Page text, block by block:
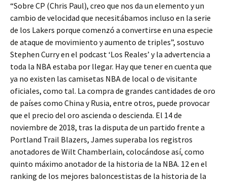
“Sobre CP (Chris Paul), creo que nos da un elemento y un
cambio de velocidad que necesitábamos incluso en la serie
de los Lakers porque comenzó a convertirse en una especie
de ataque de movimiento y aumento de triples”, sostuvo
Stephen Curry en el podcast ‘Los Reales’ y la advertencia a
toda la NBA estaba por llegar. Hay que tener en cuenta que
ya no existen las camisetas NBA de local o de visitante
oficiales, como tal. La compra de grandes cantidades de oro
de países como China y Rusia, entre otros, puede provocar
que el precio del oro ascienda o descienda. El 14 de
noviembre de 2018, tras la disputa de un partido frente a
Portland Trail Blazers, James superaba los registros
anotadores de Wilt Chamberlain, colocándose así, como
quinto máximo anotador de la historia de la NBA. 12 en el
ranking de los mejores baloncestistas de la historia de la